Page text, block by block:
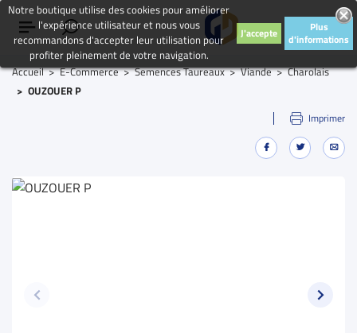
Accueil E-Commerce Semences Taureaux Viande
Charolais
OUZOUER P
Imprimer
Notre boutique utilise des cookies pour améliorer
l'expérience utilisateur et nous vous
recommandons d'accepter leur utilisation pour
profiter pleinement de votre navigation.
J'accepte
Plus
d'informations